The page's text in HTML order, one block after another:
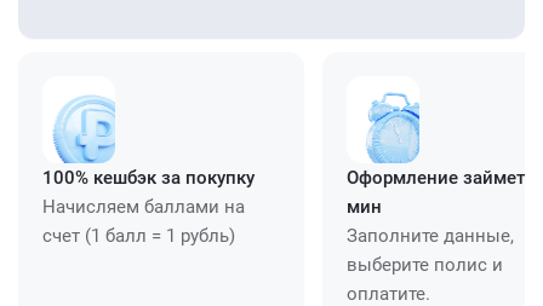
100% кешбэк за покупку
Начисляем баллами на
счет (1 балл = 1 рубль)
Оформление займет
мин
Заполните данные,
выберите полис и
оплатите.